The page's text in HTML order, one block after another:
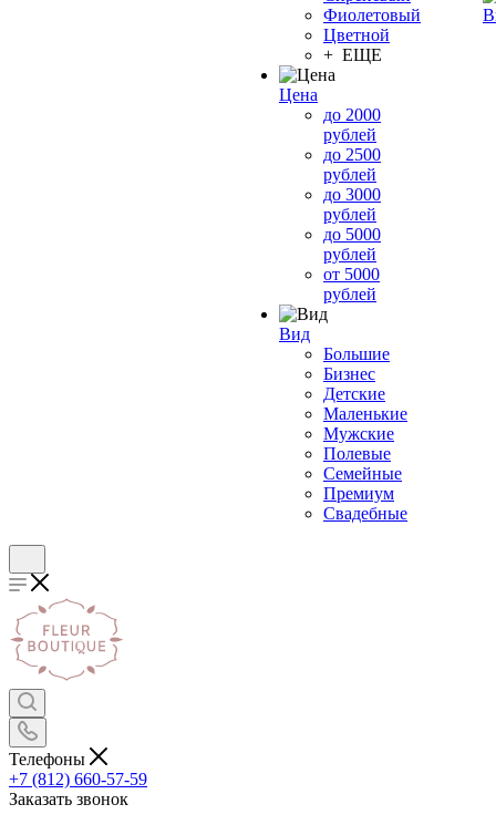
Фиолетовый
Цветной
+ ЕЩЕ
Цена
до 2000
рублей
до 2500
рублей
до 3000
рублей
до 5000
рублей
от 5000
рублей
Вид
Большие
Бизнес
Детские
Маленькие
Мужские
Полевые
Семейные
Премиум
Свадебные
Телефоны
+7 (812) 660-57-59
Заказать звонок